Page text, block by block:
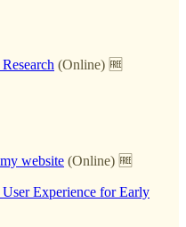
(Online) 🆓
website (Online) 🆓
Experience for Early